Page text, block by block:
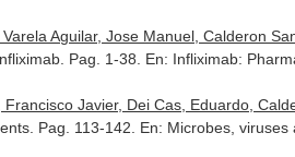
Aguilar, Jose Manuel, Calderon
Pag. 1-38. En: Infliximab:
Javier, Dei Cas, Eduardo,
Pag. 113-142. En: Microbes, viruses